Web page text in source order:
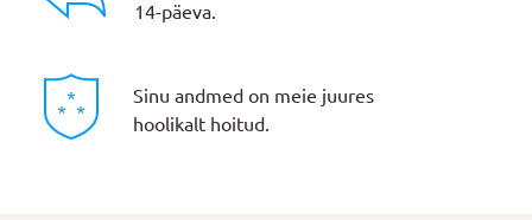
14-päeva.
Sinu andmed on meie juures
hoolikalt hoitud.